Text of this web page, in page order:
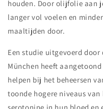
houden. Door olijfolie aan
langer vol voelen en
maaltijden door.
Een studie uitgevoerd
München heeft
helpen bij het beheersen
toonde hogere niveaus
serotonine in hun bloed en